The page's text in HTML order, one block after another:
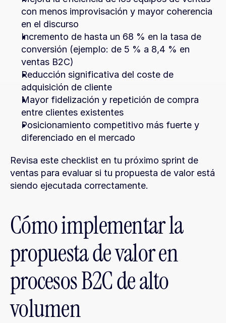
con menos improvisación y mayor coherencia
en el discurso
Incremento de hasta un 68 % en la tasa de
conversión (ejemplo: de 5 % a 8,4 % en
ventas B2C)
Reducción significativa del coste de
adquisición de cliente
Mayor fidelización y repetición de compra
entre clientes existentes
Posicionamiento competitivo más fuerte y
diferenciado en el mercado
Revisa este checklist en tu próximo sprint de
ventas para evaluar si tu propuesta de valor está
siendo ejecutada correctamente.
Cómo implementar la
propuesta de valor en
procesos B2C de alto
volumen